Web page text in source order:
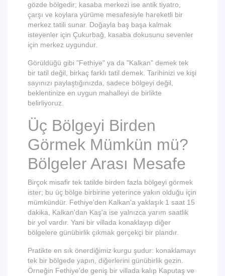
gözde bölgedir; kasaba merkezi ise antik tiyatro,
çarşı ve koylara yürüme mesafesiyle hareketli bir
merkez tatili sunar. Doğayla baş başa kalmak
isteyenler için Çukurbağ, kasaba dokusunu sevenler
için merkez uygundur.
Görüldüğü gibi "Fethiye" ya da "Kalkan" demek tek
bir tatil değil, birkaç farklı tatil demek. Tarihinizi ve kişi
sayınızı paylaştığınızda, sadece bölgeyi değil,
beklentinize en uygun mahalleyi de birlikte
belirliyoruz.
Üç Bölgeyi Birden
Görmek Mümkün mü?
Bölgeler Arası Mesafe
Birçok misafir tek tatilde birden fazla bölgeyi görmek
ister; bu üç bölge birbirine yeterince yakın olduğu için
mümkündür. Fethiye'den Kalkan'a yaklaşık 1 saat 15
dakika, Kalkan'dan Kaş'a ise yalnızca yarım saatlik
bir yol vardır. Yani bir villada konaklayıp diğer
bölgelere günübirlik çıkmak gerçekçi bir plandır.
Pratikte en sık önerdiğimiz kurgu şudur: konaklamayı
tek bir bölgede yapın, diğerlerini günübirlik gezin.
Örneğin Fethiye'de geniş bir villada kalıp Kaputaş ve